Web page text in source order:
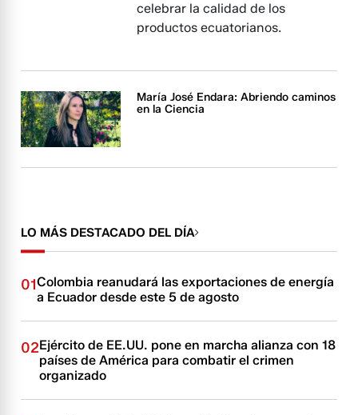
celebrar la calidad de los
productos ecuatorianos.
María José Endara: Abriendo caminos
en la Ciencia
LO MÁS DESTACADO DEL DÍA
01Colombia reanudará las exportaciones de energía
a Ecuador desde este 5 de agosto
02Ejército de EE.UU. pone en marcha alianza con 18
países de América para combatir el crimen
organizado